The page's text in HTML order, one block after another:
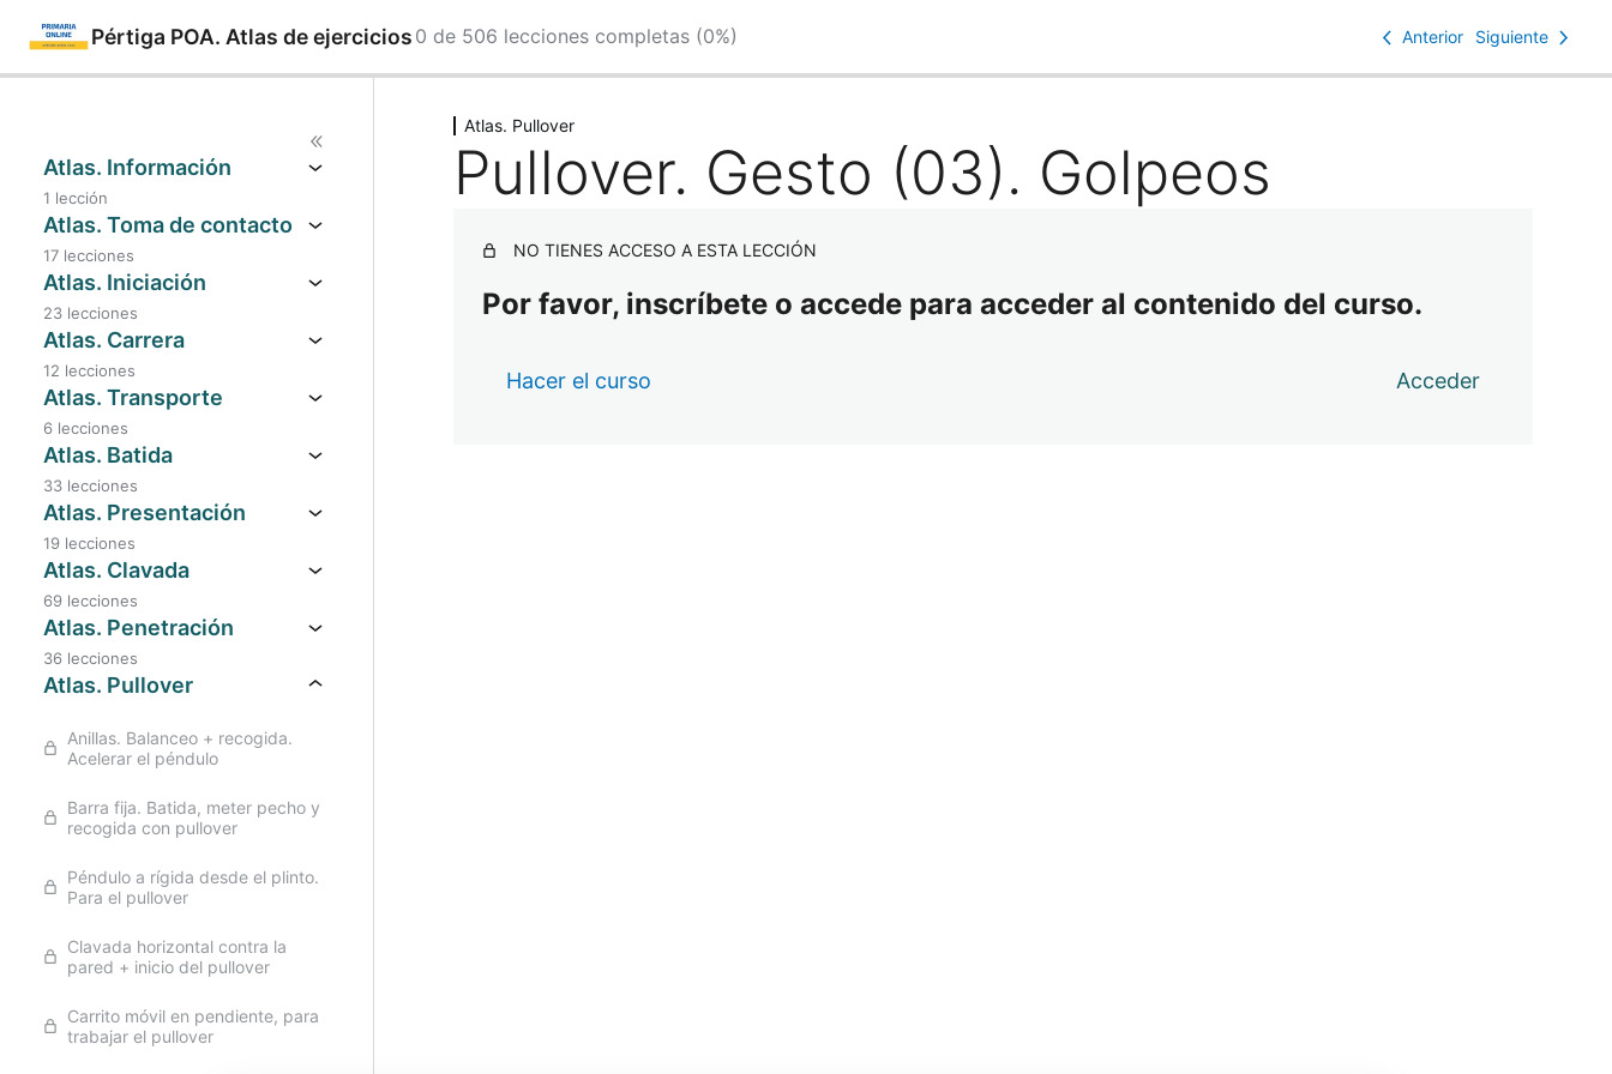
contenido
Pértiga POA. Atlas de ejercicios 0 de 506 lecciones completas (0%) Anterior Siguiente
Atlas. Información
1 lección
Atlas. Toma de contacto
17 lecciones
Atlas. Iniciación
23 lecciones
Atlas. Carrera
12 lecciones
Atlas. Transporte
6 lecciones
Atlas. Batida
33 lecciones
Atlas. Presentación
19 lecciones
Atlas. Clavada
69 lecciones
Atlas. Penetración
36 lecciones
Atlas. Pullover
Anillas. Balanceo + recogida.
Acelerar el péndulo
Barra fija. Batida, meter pecho y
recogida con pullover
Péndulo a rígida desde el plinto.
Para el pullover
Clavada horizontal contra la
pared + inicio del pullover
Carrito móvil en pendiente, para
trabajar el pullover
Atlas. Pullover
Pullover. Gesto (03). Golpeos
NO TIENES ACCESO A ESTA LECCIÓN
Por favor, inscríbete o accede para acceder al contenido del curso.
Hacer el curso Acceder
eri
uie